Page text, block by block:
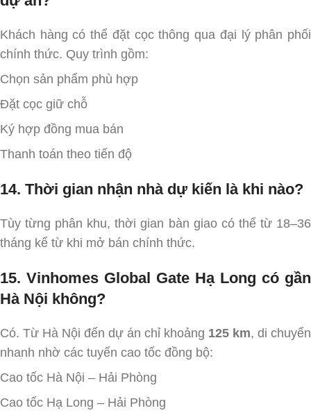
Khách hàng có thể đặt cọc thông qua đại lý phân phối
chính thức. Quy trình gồm:
Chọn sản phẩm phù hợp
Đặt cọc giữ chỗ
Ký hợp đồng mua bán
Thanh toán theo tiến độ
14. Thời gian nhận nhà dự kiến là khi nào?
Tùy từng phân khu, thời gian bàn giao có thể từ 18–36
tháng kể từ khi mở bán chính thức.
15. Vinhomes Global Gate Hạ Long có gần
Hà Nội không?
Có. Từ Hà Nội đến dự án chỉ khoảng 125 km, di chuyển
nhanh nhờ các tuyến cao tốc đồng bộ:
Cao tốc Hà Nội – Hải Phòng
Cao tốc Hạ Long – Hải Phòng